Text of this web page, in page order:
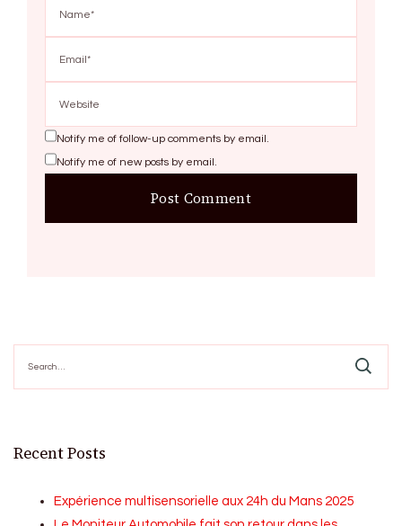
Notify me of follow-up comments by email.
Notify me of new posts by email.
for:
Recent Posts
Expérience multisensorielle aux 24h du Mans 2025